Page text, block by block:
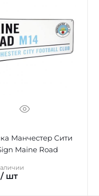
Манчестер Сити
Maine Road
шт